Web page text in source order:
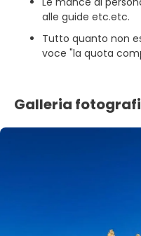
alle guide etc.etc.
Tutto quanto non
voce "la quota
Galleria